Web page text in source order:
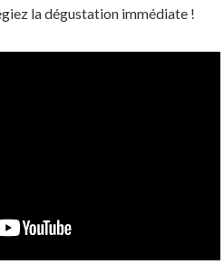
la dégustation immédiate !